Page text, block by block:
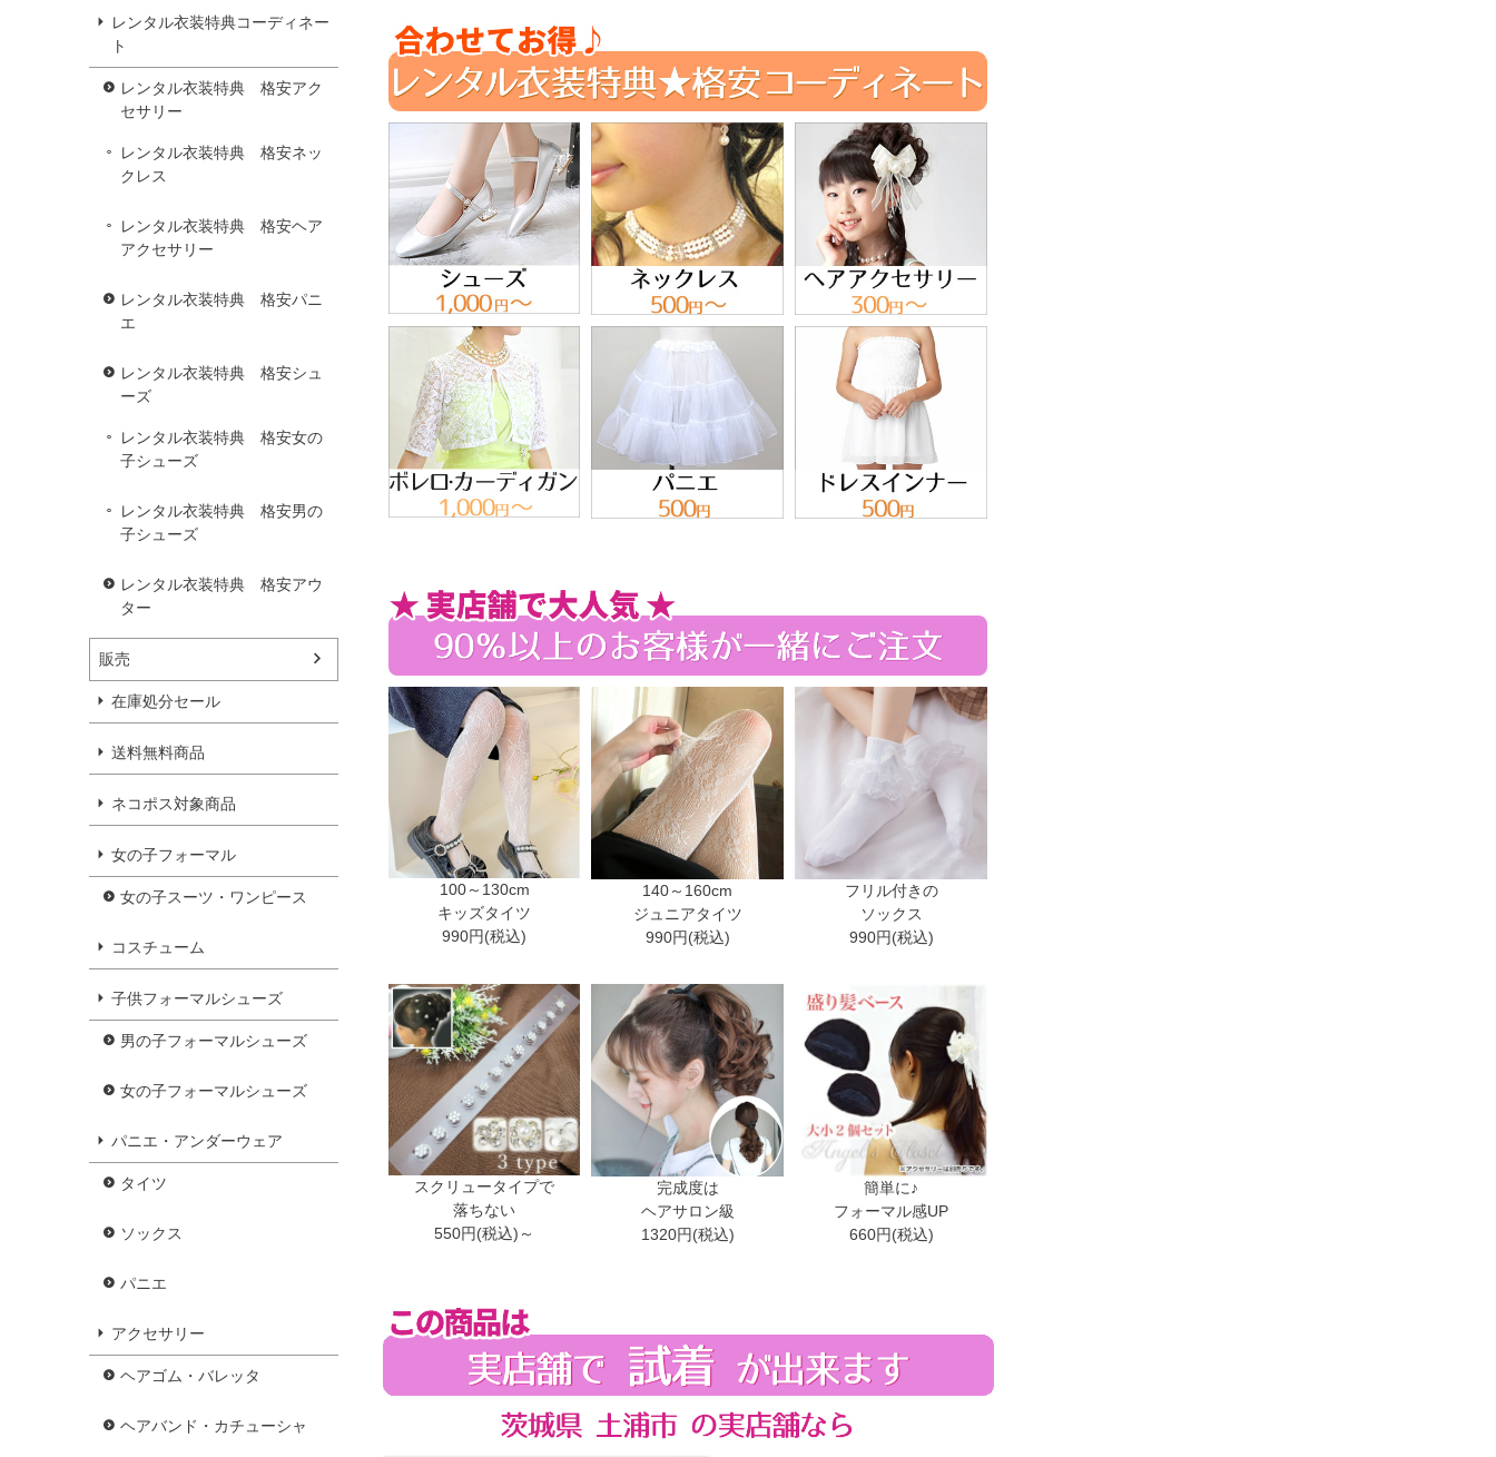
レンタル衣装特典コーディネー
ト
レンタル衣装特典 格安アク
セサリー
レンタル衣装特典 格安ネッ
クレス
レンタル衣装特典 格安ヘア
アクセサリー
レンタル衣装特典 格安パニ
エ
レンタル衣装特典 格安シュ
ーズ
レンタル衣装特典 格安女の
子シューズ
レンタル衣装特典 格安男の
子シューズ
レンタル衣装特典 格安アウ
ター
販売
在庫処分セール
送料無料商品
ネコポス対象商品
女の子フォーマル
女の子スーツ・ワンピース
コスチューム
子供フォーマルシューズ
男の子フォーマルシューズ
女の子フォーマルシューズ
パニエ・アンダーウェア
タイツ
ソックス
パニエ
アクセサリー
ヘアゴム・バレッタ
ヘアバンド・カチューシャ
100～130cm
キッズタイツ
990円(税込)
140～160cm
ジュニアタイツ
990円(税込)
フリル付きの
ソックス
990円(税込)
スクリュータイプで
落ちない
550円(税込)～
完成度は
ヘアサロン級
1320円(税込)
簡単に♪
フォーマル感UP
660円(税込)